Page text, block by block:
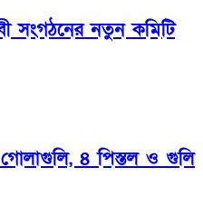
সংগঠনের নতুন কমিটি
গোলাগুলি, ৪ পিস্তল ও গুলি